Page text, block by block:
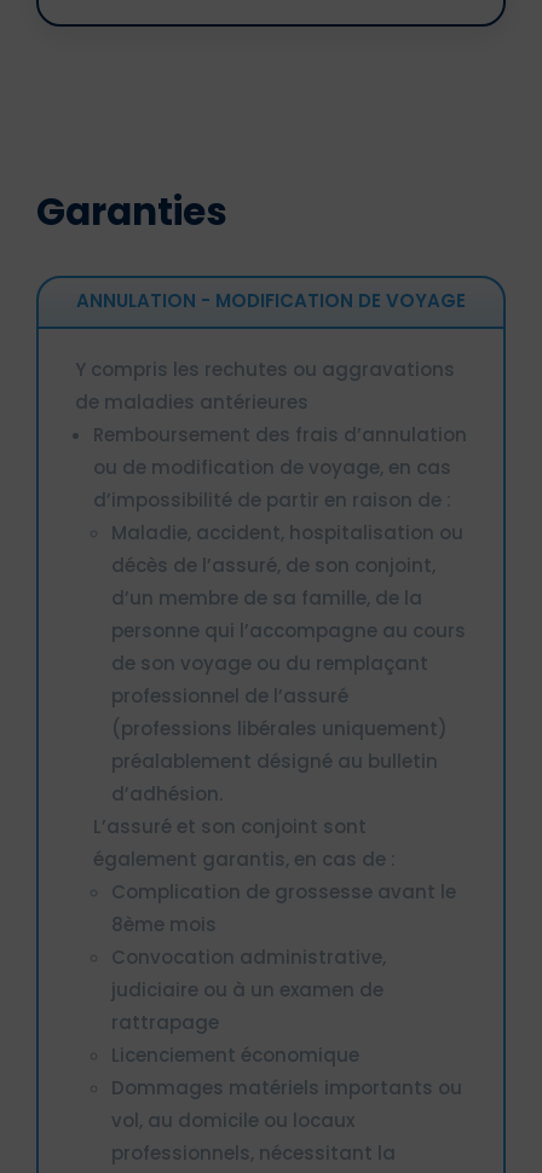
Garanties
ANNULATION - MODIFICATION DE VOYAGE
Y compris les rechutes ou aggravations
de maladies antérieures
Remboursement des frais d’annulation
ou de modification de voyage, en cas
d’impossibilité de partir en raison de :
Maladie, accident, hospitalisation ou
décès de l’assuré, de son conjoint,
d’un membre de sa famille, de la
personne qui l’accompagne au cours
de son voyage ou du remplaçant
professionnel de l’assuré
(professions libérales uniquement)
préalablement désigné au bulletin
d’adhésion.
L’assuré et son conjoint sont
également garantis, en cas de :
Complication de grossesse avant le
8ème mois
Convocation administrative,
judiciaire ou à un examen de
rattrapage
Licenciement économique
Dommages matériels importants ou
vol, au domicile ou locaux
professionnels, nécessitant la